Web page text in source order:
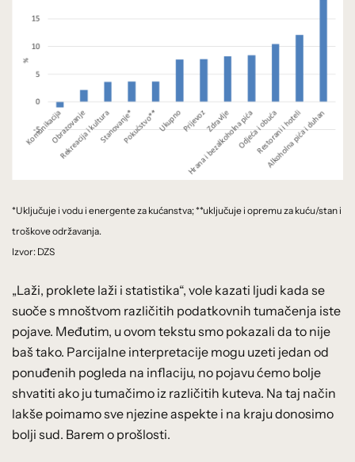
*Uključuje i vodu i energente za kućanstva; **uključuje i opremu za kuću/stan i
troškove održavanja.
Izvor: DZS
„Laži, proklete laži i statistika“, vole kazati ljudi kada se
suoče s mnoštvom različitih podatkovnih tumačenja iste
pojave. Međutim, u ovom tekstu smo pokazali da to nije
baš tako. Parcijalne interpretacije mogu uzeti jedan od
ponuđenih pogleda na inflaciju, no pojavu ćemo bolje
shvatiti ako ju tumačimo iz različitih kuteva. Na taj način
lakše poimamo sve njezine aspekte i na kraju donosimo
bolji sud. Barem o prošlosti.